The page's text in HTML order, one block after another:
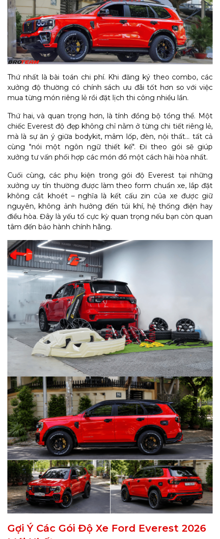
Thứ nhất là bài toán chi phí. Khi đăng ký theo combo, các
xưởng độ thường có chính sách ưu đãi tốt hơn so với việc
mua từng món riêng lẻ rồi đặt lịch thi công nhiều lần.
Thứ hai, và quan trọng hơn, là tính đồng bộ tổng thể. Một
chiếc Everest độ đẹp không chỉ nằm ở từng chi tiết riêng lẻ,
mà là sự ăn ý giữa bodykit, mâm lốp, đèn, nội thất... tất cả
cùng "nói một ngôn ngữ thiết kế". Đi theo gói sẽ giúp
xưởng tư vấn phối hợp các món đồ một cách hài hòa nhất.
Cuối cùng, các phụ kiện trong gói độ Everest tại những
xưởng uy tín thường được làm theo form chuẩn xe, lắp đặt
không cắt khoét – nghĩa là kết cấu zin của xe được giữ
nguyên, không ảnh hưởng đến túi khí, hệ thống điện hay
điều hòa. Đây là yếu tố cực kỳ quan trọng nếu bạn còn quan
tâm đến bảo hành chính hãng.
Gợi Ý Các Gói Độ Xe Ford Everest 2026